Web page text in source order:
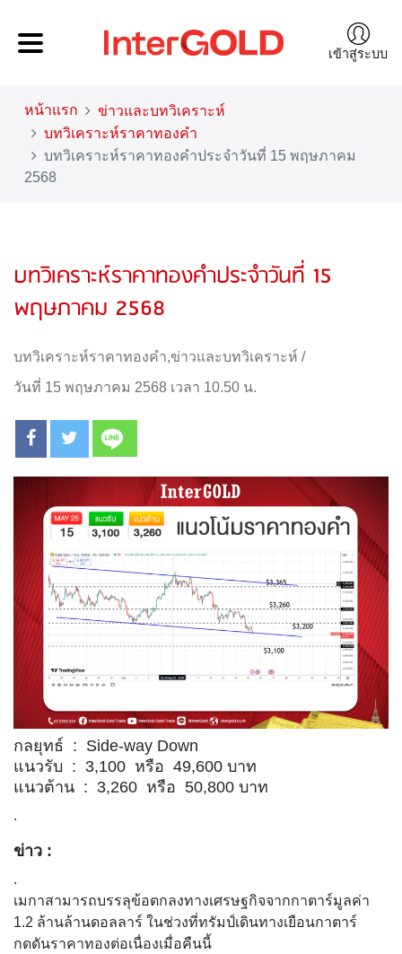
เข้าสู่ระบบ
หน้าแรก
ข่าวและบทวิเคราะห์
บทวิเคราะห์ราคาทองคำ
บทวิเคราะห์ราคาทองคำประจำวันที่ 15 พฤษภาคม
2568
บทวิเคราะห์ราคาทองคำประจำวันที่ 15
พฤษภาคม 2568
บทวิเคราะห์ราคาทองคำ,ข่าวและบทวิเคราะห์ /
วันที่ 15 พฤษภาคม 2568 เวลา 10.50 น.
กลยุทธ์ : Side-way Down
แนวรับ : 3,100 หรือ 49,600 บาท
แนวต้าน : 3,260 หรือ 50,800 บาท
.
ข่าว :
.
เมกาสามารถบรรลุข้อตกลงทางเศรษฐกิจจากกาตาร์มูลค่า
1.2 ล้านล้านดอลลาร์ ในช่วงที่ทรัมป์เดินทางเยือนกาตาร์
กดดันราคาทองต่อเนื่องเมื่อคืนนี้